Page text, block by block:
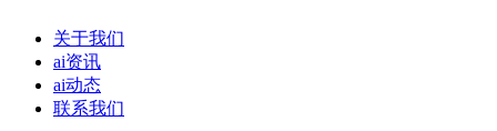
关于我们
ai资讯
ai动态
联系我们